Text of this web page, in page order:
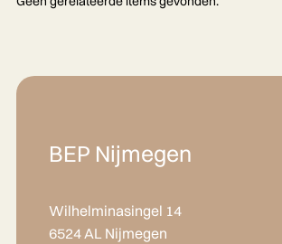
BEP Nijmegen
Wilhelminasingel 14
6524 AL Nijmegen